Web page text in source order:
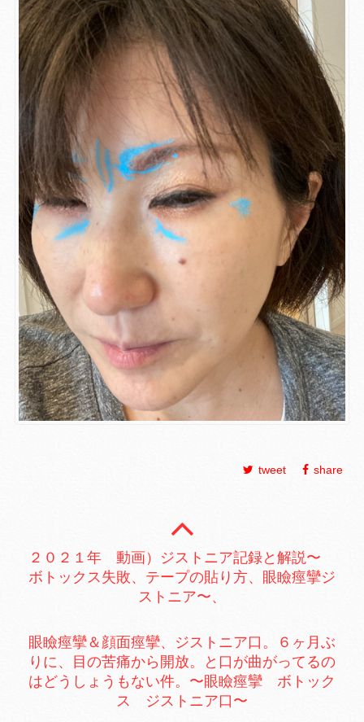
tweet share
２０２１年 動画）ジストニア記録と解説〜
ボトックス失敗、テープの貼り方、眼瞼痙攣ジ
ストニア〜、
眼瞼痙攣＆顔面痙攣、ジストニア口。６ヶ月ぶ
りに、目の苦痛から開放。と口が曲がってるの
はどうしょうもない件。〜眼瞼痙攣 ボトック
ス ジストニア口〜